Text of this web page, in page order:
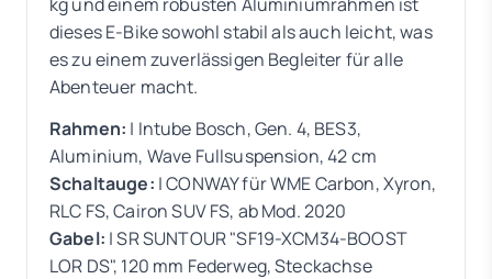
dieses E-Bike sowohl stabil als auch leicht, was
es zu einem zuverlässigen Begleiter für alle
Abenteuer macht.
Rahmen: | Intube Bosch, Gen. 4, BES3,
Aluminium, Wave Fullsuspension, 42 cm
Schaltauge: | CONWAY für WME Carbon, Xyron,
RLC FS, Cairon SUV FS, ab Mod. 2020
Gabel: | SR SUNTOUR "SF19-XCM34-BOOST
LOR DS", 120 mm Federweg, Steckachse